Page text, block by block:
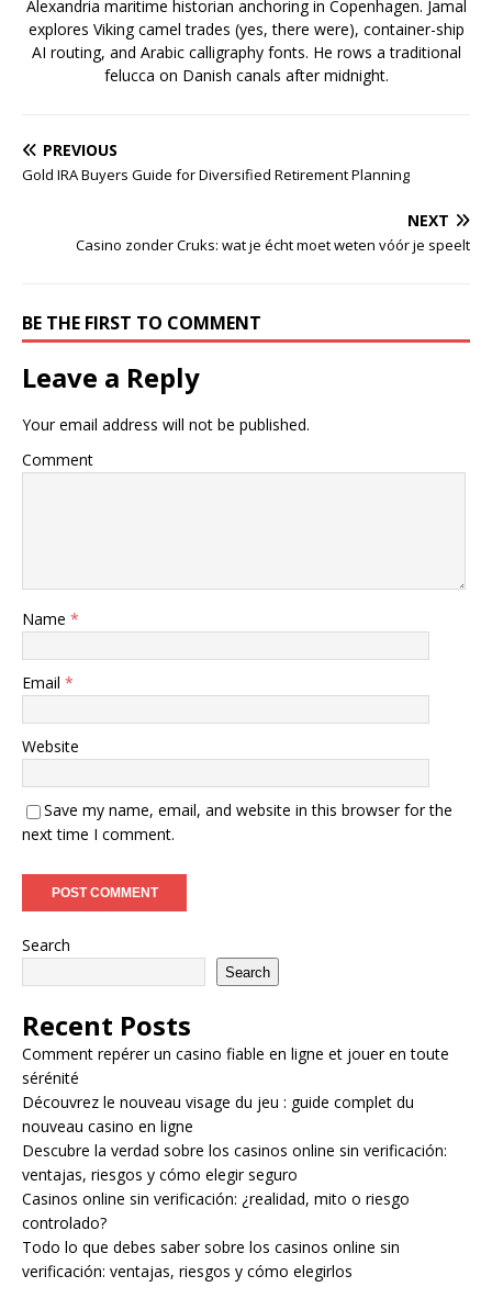
Alexandria maritime historian anchoring in Copenhagen. Jamal
explores Viking camel trades (yes, there were), container-ship
AI routing, and Arabic calligraphy fonts. He rows a traditional
felucca on Danish canals after midnight.
PREVIOUS
Gold IRA Buyers Guide for Diversified Retirement Planning
NEXT
Casino zonder Cruks: wat je écht moet weten vóór je speelt
BE THE FIRST TO COMMENT
Leave a Reply
Your email address will not be published.
Comment
Name *
Email *
Website
Save my name, email, and website in this browser for the
next time I comment.
Search
Search
Recent Posts
Comment repérer un casino fiable en ligne et jouer en toute
sérénité
Découvrez le nouveau visage du jeu : guide complet du
nouveau casino en ligne
Descubre la verdad sobre los casinos online sin verificación:
ventajas, riesgos y cómo elegir seguro
Casinos online sin verificación: ¿realidad, mito o riesgo
controlado?
Todo lo que debes saber sobre los casinos online sin
verificación: ventajas, riesgos y cómo elegirlos